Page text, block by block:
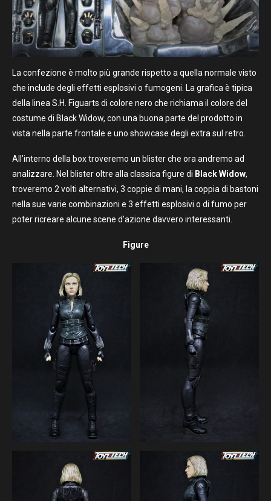
La confezione è molto più grande rispetto a quella normale visto
che include degli effetti esplosivi o fumogeni. La grafica è tipica
della linea S.H. Figuarts di colore nero che richiama il colore del
costume di Black Widow, con una buona parte del prodotto in
vista nella parte frontale e uno showcase degli extra sul retro.
All’interno della box troveremo un blister che ora andremo ad
analizzare. Nel blister oltre alla classica figure di BlackWidow,
troveremo 2 volti alternativi, 3 coppie di mani, la coppia di bastoni
nella sue varie combinazioni e 3 effetti esplosivi o di fumo per
poter ricreare alcune scene d’azione davvero interessanti.
Figure